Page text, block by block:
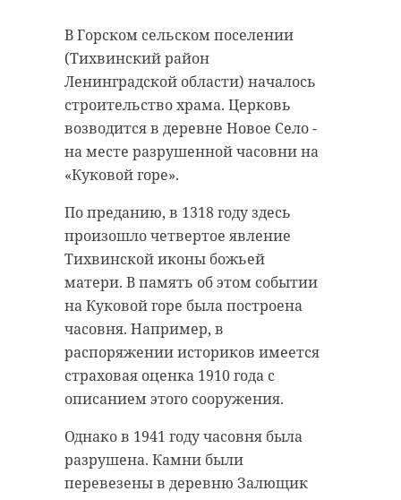
В Горском сельском поселении
(Тихвинский район
Ленинградской области) началось
строительство храма. Церковь
возводится в деревне Новое Село -
на месте разрушенной часовни на
«Куковой горе».
По преданию, в 1318 году здесь
произошло четвертое явление
Тихвинской иконы божьей
матери. В память об этом событии
на Куковой горе была построена
часовня. Например, в
распоряжении историков имеется
страховая оценка 1910 года с
описанием этого сооружения.
Однако в 1941 году часовня была
разрушена. Камни были
перевезены в деревню Залющик